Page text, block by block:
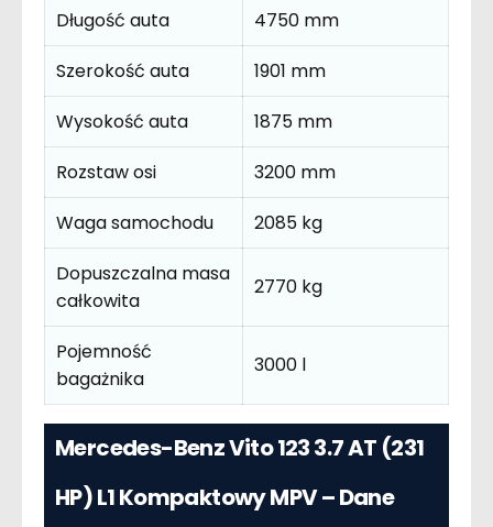
Długość auta
4750 mm
Szerokość auta
1901 mm
Wysokość auta
1875 mm
Rozstaw osi
3200 mm
Waga samochodu
2085 kg
Dopuszczalna masa
całkowita
2770 kg
Pojemność
bagażnika
3000 l
Mercedes-Benz Vito 123 3.7 AT (231
HP) L1 Kompaktowy MPV – Dane